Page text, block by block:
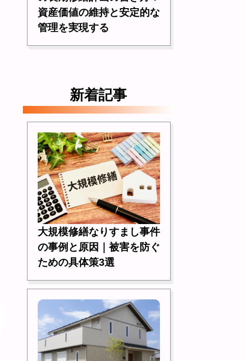
資産価値の維持と安定的な
管理を実現する
新着記事
大規模修繕なりすまし事件
の事例と原因｜被害を防ぐ
ための具体策3選